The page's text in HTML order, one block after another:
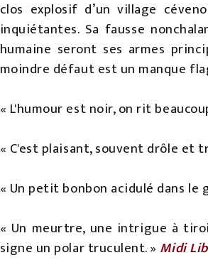
clos explosif d’un village
inquiétantes. Sa fausse
humaine seront ses armes
moindre défaut est un manque
« L'humour est noir, on rit
« C'est plaisant, souvent drôle et
« Un petit bonbon acidulé dans le
« Un meurtre, une intrigue à
signe un polar truculent. » Midi